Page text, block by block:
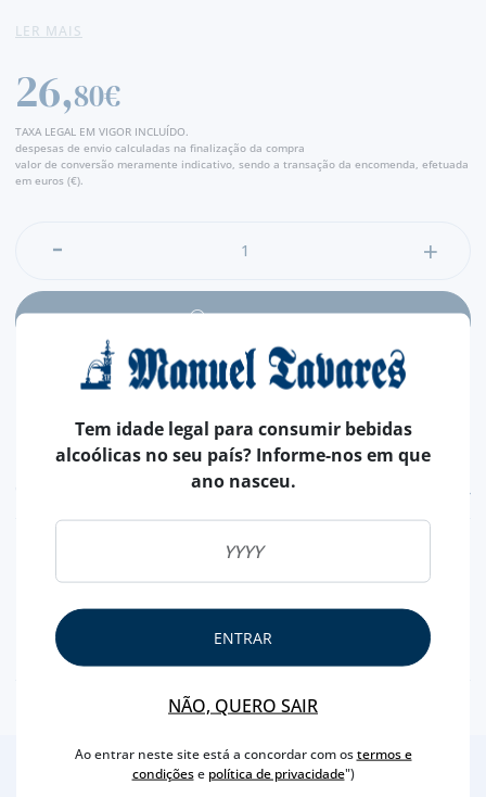
LER MAIS
26,80€
TAXA LEGAL EM VIGOR INCLUÍDO.
despesas de envio calculadas na finalização da compra
valor de conversão meramente indicativo, sendo a transação da encomenda, efetuada
em euros (€).
ADICIONAR
TIPO BLENDED
CAPACIDADE 70 CL
TEOR ALCOÓLICO
Tem idade legal para consumir bebidas
alcoólicas no seu país? Informe-nos em que
ano nasceu.
ENTRAR
NÃO, QUERO SAIR
Ao entrar neste site está a concordar com ostermos e
condiçõese política de privacidade")